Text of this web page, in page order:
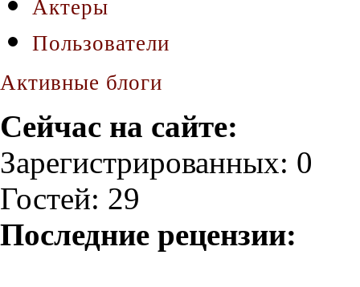
Актеры
Пользователи
Активные блоги
Сейчас на сайте:
Зарегистрированных: 0
Гостей: 29
Последние рецензии: